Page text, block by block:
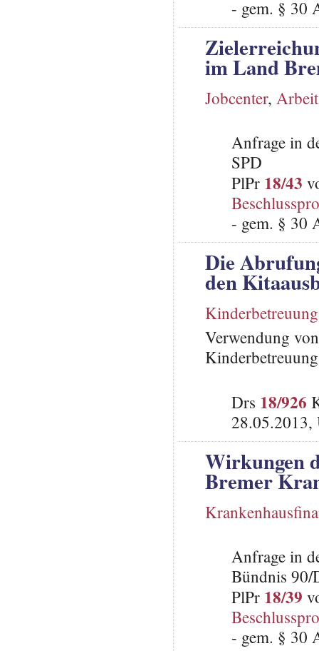
- gem. § 30
im Land
Jobcenter,
Anfrage in
SPD
PlPr 18/43
- gem. § 30
Die
den
Kinderbetreuung
Verwendung
Drs 18/926
Wirkungen
Bremer
Anfrage in
Bündnis 90/
PlPr 18/39
- gem. § 30